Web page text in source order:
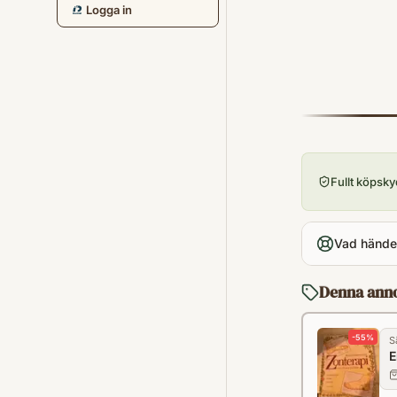
Logga in
Fullt
Vad
Denna
-55%